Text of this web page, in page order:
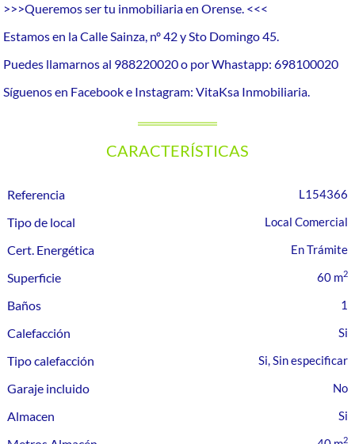
>>>Queremos ser tu inmobiliaria en Orense. <<<
Estamos en la Calle Sainza, nº 42 y Sto Domingo 45.
Puedes llamarnos al 988220020 o por Whastapp: 698100020
Síguenos en Facebook e Instagram: VitaKsa Inmobiliaria.
CARACTERÍSTICAS
Referencia L154366
Tipo de local Local Comercial
Cert. Energética En Trámite
Superficie 60 m2
Baños 1
Calefacción
Tipo calefacción
Si, Sin especificar
Garaje incluido
Almacen
2